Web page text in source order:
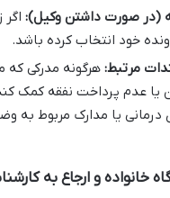
(در صورت داشتن وکیل):
خود انتخاب کرده باشد.
مرتبط: هرگونه مدرکی که
یا عدم پرداخت نفقه کمک
درمانی یا مدارک مربوط به
خانواده و ارجاع به